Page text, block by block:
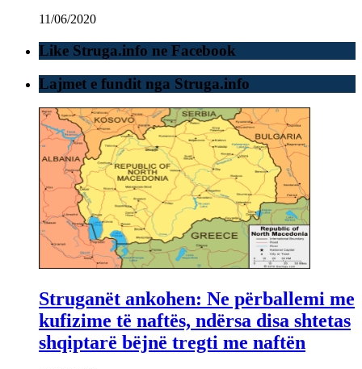
11/06/2020
Like Struga.info ne Facebook
Lajmet e fundit nga Struga.info
Struganët ankohen: Ne përballemi me
kufizime të naftës, ndërsa disa shtetas
shqiptarë bëjnë tregti me naftën